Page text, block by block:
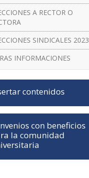
A RECTOR O
SINDICALES 2023
INFORMACIONES
contenidos
con beneficios
la comunidad